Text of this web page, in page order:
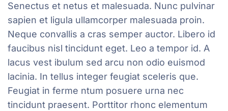
Senectus et netus et malesuada. Nunc pulvinar
sapien et ligula ullamcorper malesuada proin.
Neque convallis a cras semper auctor. Libero id
faucibus nisl tincidunt eget. Leo a tempor id. A
lacus vest ibulum sed arcu non odio euismod
lacinia. In tellus integer feugiat sceleris que.
Feugiat in ferme ntum posuere urna nec
tincidunt praesent. Porttitor rhonc elementum